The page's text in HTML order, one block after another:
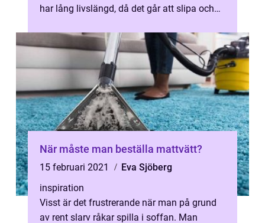
har lång livslängd, då det går att slipa och
När måste man beställa mattvätt?
15 februari 2021
Eva Sjöberg
inspiration
Visst är det frustrerande när man på grund
av rent slarv råkar spilla i soffan. Man